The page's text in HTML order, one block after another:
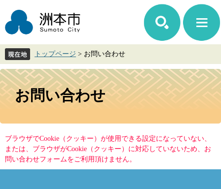
ジ
先
で
す。
ュ
を
ば
し
て
トップページ > お問い合わせ
本
文
お問い合わせ
ブラウザでCookie（クッキー）が使用できる設定になっていない、
または、ブラウザがCookie（クッキー）に対応していないため、お
問い合わせフォームをご利用頂けません。